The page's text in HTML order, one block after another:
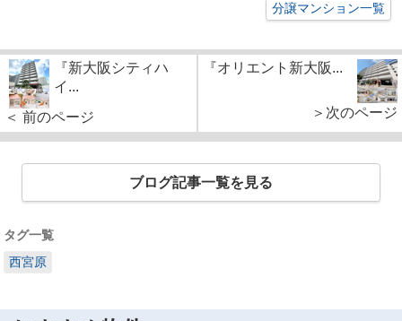
分譲マンション一覧
『新大阪シティハ
イ...
＜ 前のページ
『オリエント新大阪...
＞次のページ
ブログ記事一覧を見る
タグ一覧
西宮原